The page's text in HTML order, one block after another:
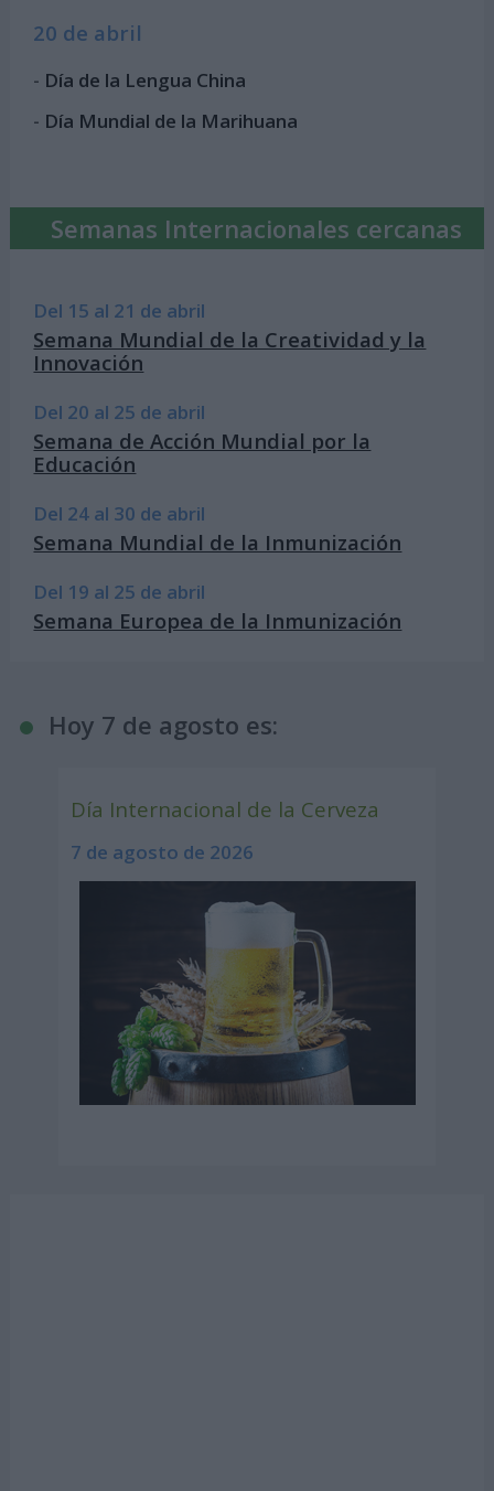
20 de abril
- Día de la Lengua China
- Día Mundial de la Marihuana
Semanas Internacionales cercanas
Del 15 al 21 de abril
Semana Mundial de la Creatividad y la
Innovación
Del 20 al 25 de abril
Semana de Acción Mundial por la
Educación
Del 24 al 30 de abril
Semana Mundial de la Inmunización
Del 19 al 25 de abril
Semana Europea de la Inmunización
Hoy 7 de agosto es:
Día Internacional de la Cerveza
7 de agosto de 2026